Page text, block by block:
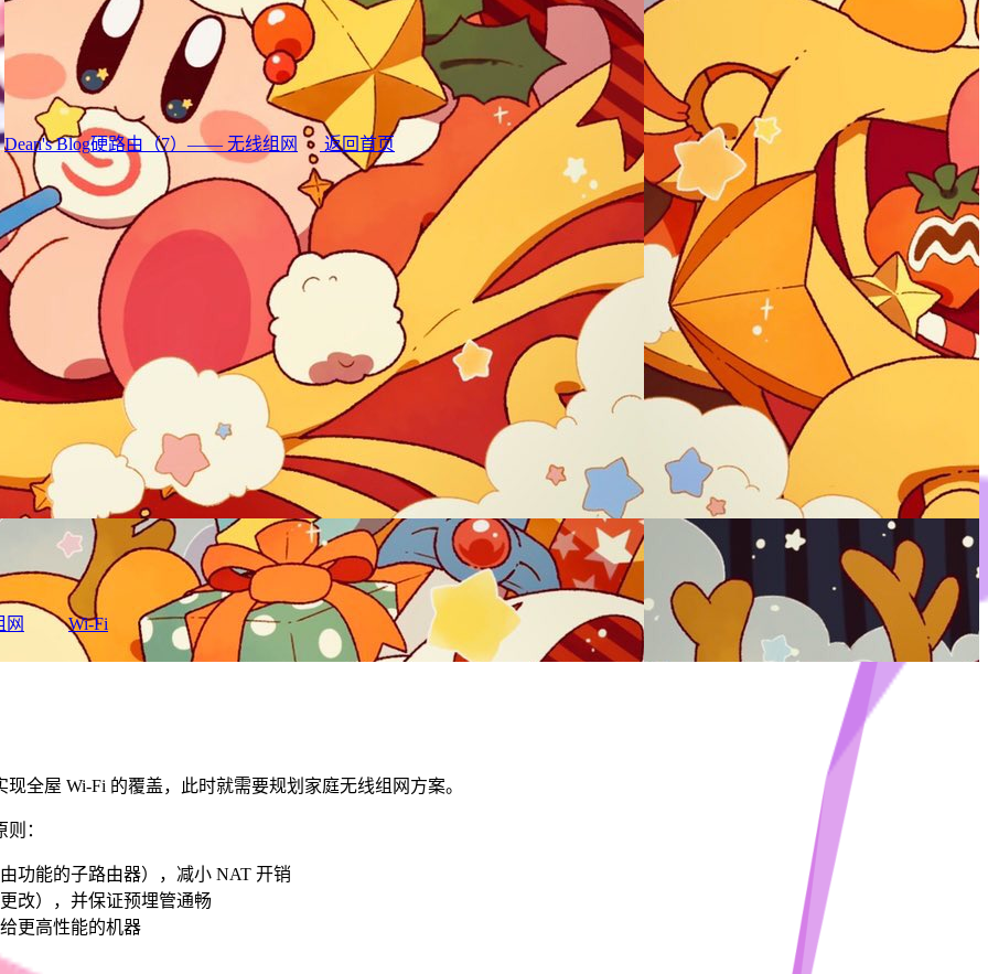
Dean's Blog硬路由（7）—— 无线组网 返回首页
网 Wi-Fi
全屋 Wi-Fi 的覆盖，此时就需要规划家庭无线组网方案。
：
功能的子路由器），减小 NAT 开销
改），并保证预埋管通畅
更高性能的机器